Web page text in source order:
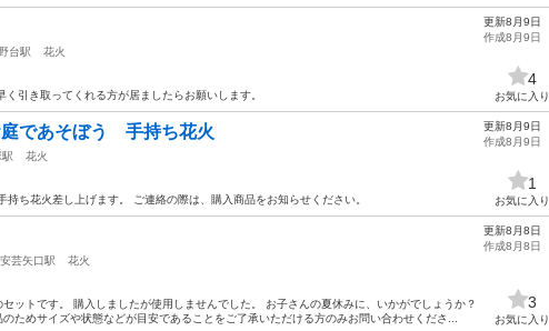
台駅
花火
引き取ってくれる方が居ましたらお願いします。
更新8月9日
作成8月9日
4
お気に入り
庭であそぼう 手持ち花火
花火
持ち花火差し上げます。 ご連絡の際は、購入商品をお知らせください。
更新8月9日
作成8月9日
1
お気に入り
安芸矢口駅
花火
ットです。 購入しましたが使用しませんでした。 お子さんの夏休みに、いかがでしょうか？
ためサイズや状態などが目安であることをご了承いただける方のみお問い合わせくださ...
更新8月8日
作成8月8日
3
お気に入り